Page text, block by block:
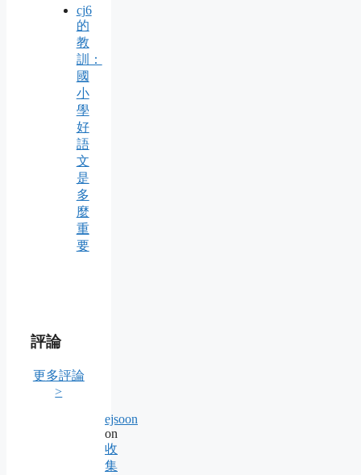
cj6
的
教
訓：
國
小
學
好
語
文
是
多
麼
重
要
評論
更多評論
>
ejsoon
on
收
集